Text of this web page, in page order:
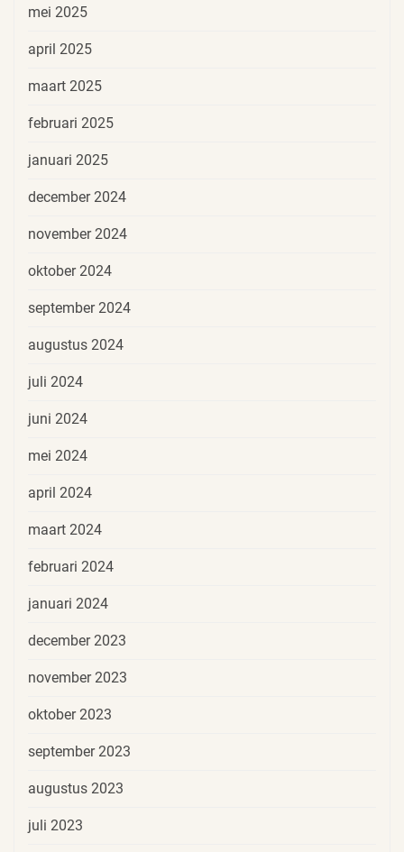
mei 2025
april 2025
maart 2025
februari 2025
januari 2025
december 2024
november 2024
oktober 2024
september 2024
augustus 2024
juli 2024
juni 2024
mei 2024
april 2024
maart 2024
februari 2024
januari 2024
december 2023
november 2023
oktober 2023
september 2023
augustus 2023
juli 2023